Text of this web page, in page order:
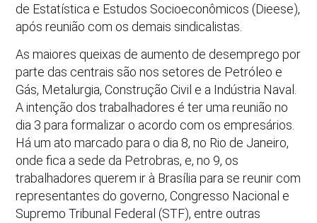
de Estatística e Estudos Socioeconômicos (Dieese),
após reunião com os demais sindicalistas.
As maiores queixas de aumento de desemprego por
parte das centrais são nos setores de Petróleo e
Gás, Metalurgia, Construção Civil e a Indústria Naval.
A intenção dos trabalhadores é ter uma reunião no
dia 3 para formalizar o acordo com os empresários.
Há um ato marcado para o dia 8, no Rio de Janeiro,
onde fica a sede da Petrobras, e, no 9, os
trabalhadores querem ir à Brasília para se reunir com
representantes do governo, Congresso Nacional e
Supremo Tribunal Federal (STF), entre outras